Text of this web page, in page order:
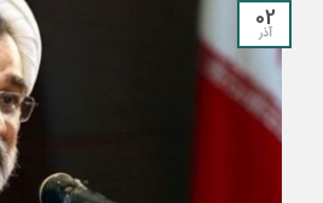
02
آذر